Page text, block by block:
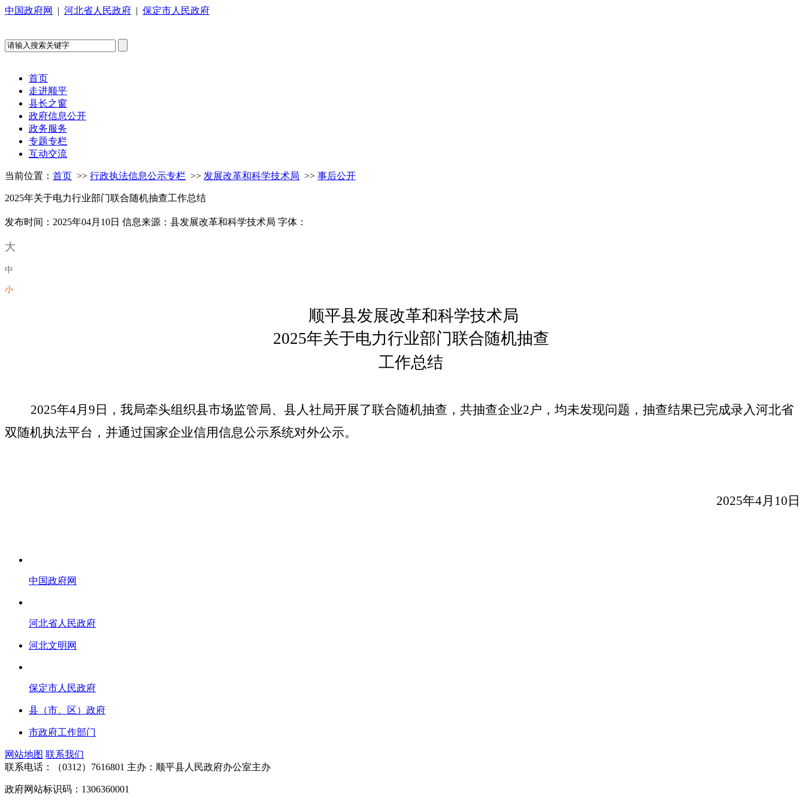
中国政府网 | 河北省人民政府 | 保定市人民政府
首页
走进顺平
县长之窗
政府信息公开
政务服务
专题专栏
互动交流
当前位置： 首页 >> 行政执法信息公示专栏 >> 发展改革和科学技术局 >> 事后公开
2025年关于电力行业部门联合随机抽查工作总结
发布时间：2025年04月10日 信息来源：县发展改革和科学技术局 字体：
大
中
小
顺平县发展改革和科学技术局
2025年关于电力行业部门联合随机抽查
工作总结
2025年4月 9 日，我局牵头组织县市场监管局、县人社局开展了联合随机抽查，共抽查企业2 户，均未发现问题，抽查结果已完成录入河北省
双随机执法平台，并通过国家企业信用信息公示系统对外公示。
2025年4月10日
中国政府网
河北省人民政府
河北文明网
保定市人民政府
县（市、区）政府
市政府工作部门
网站地图 联系我们
联系电话：（0312）7616801 主办：顺平县人民政府办公室主办
政府网站标识码：1306360001